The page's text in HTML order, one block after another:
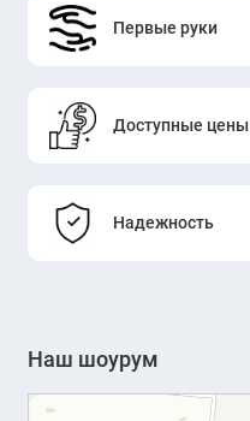
Первые руки
Доступные цены
Надежность
Наш шоурум